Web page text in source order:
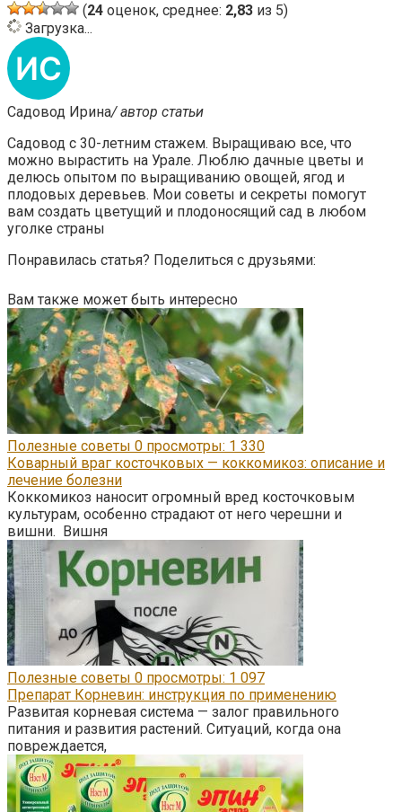
(24 оценок, среднее: 2,83 из 5)
Загрузка...
Садовод Ирина/ автор статьи
Садовод с 30-летним стажем. Выращиваю все, что
можно вырастить на Урале. Люблю дачные цветы и
делюсь опытом по выращиванию овощей, ягод и
плодовых деревьев. Мои советы и секреты помогут
вам создать цветущий и плодоносящий сад в любом
уголке страны
Понравилась статья? Поделиться с друзьями:
Вам также может быть интересно
Полезные советы 0 просмотры: 1 330
Коварный враг косточковых — коккомикоз: описание и
лечение болезни
Коккомикоз наносит огромный вред косточковым
культурам, особенно страдают от него черешни и
вишни. Вишня
Полезные советы 0 просмотры: 1 097
Препарат Корневин: инструкция по применению
Развитая корневая система — залог правильного
питания и развития растений. Ситуаций, когда она
повреждается,